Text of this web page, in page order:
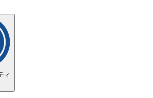
ィ